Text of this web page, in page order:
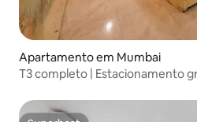
Apartamento em Mumbai
T3 completo | Estacionamento